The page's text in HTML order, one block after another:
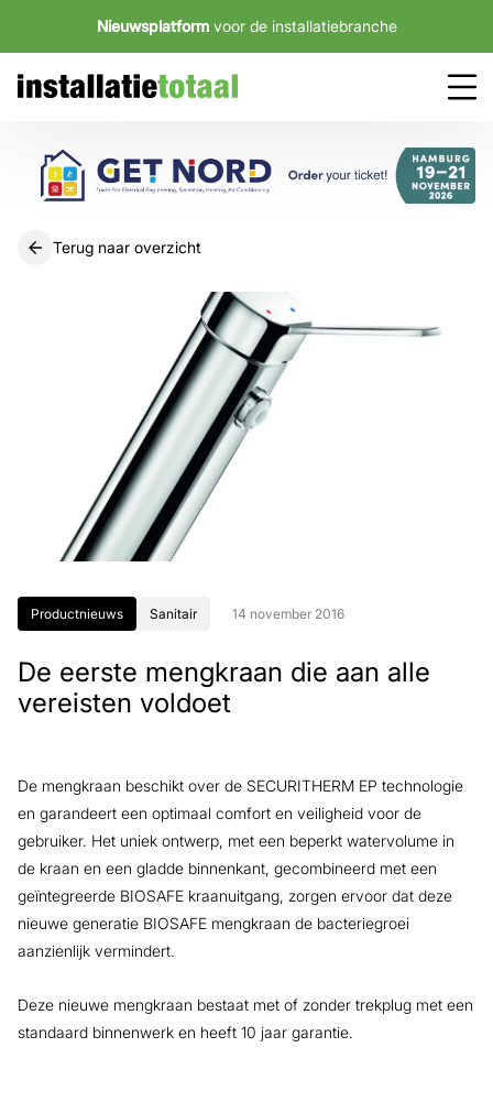
Nieuwsplatform voor de installatiebranche
Terug naar overzicht
Productnieuws Sanitair 14 november 2016
De eerste mengkraan die aan alle
vereisten voldoet
De mengkraan beschikt over de SECURITHERM EP technologie
en garandeert een optimaal comfort en veiligheid voor de
gebruiker. Het uniek ontwerp, met een beperkt watervolume in
de kraan en een gladde binnenkant, gecombineerd met een
geïntegreerde BIOSAFE kraanuitgang, zorgen ervoor dat deze
nieuwe generatie BIOSAFE mengkraan de bacteriegroei
aanzienlijk vermindert.
Deze nieuwe mengkraan bestaat met of zonder trekplug met een
standaard binnenwerk en heeft 10 jaar garantie.